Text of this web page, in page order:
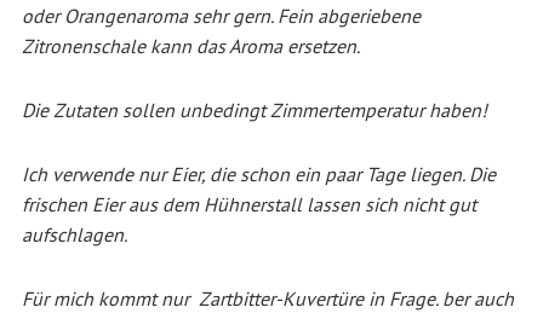
oder Orangenaroma sehr gern. Fein abgeriebene
Zitronenschale kann das Aroma ersetzen.
Die Zutaten sollen unbedingt Zimmertemperatur haben!
Ich verwende nur Eier, die schon ein paar Tage liegen. Die
frischen Eier aus dem Hühnerstall lassen sich nicht gut
aufschlagen.
Für mich kommt nur Zartbitter-Kuvertüre in Frage. ber auch